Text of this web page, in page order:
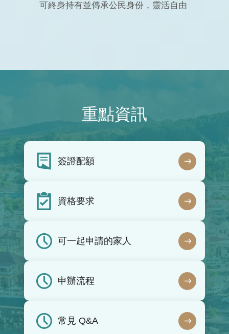
可終身持有並傳承公民身份，靈活自由
重點資訊
簽證配額
資格要求
可一起申請的家人
申辦流程
常見 Q&A